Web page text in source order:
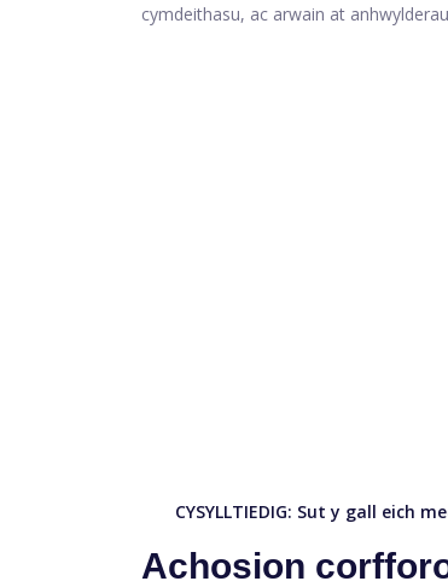
cymdeithasu, ac arwain at
CYSYLLTIEDIG: Sut y gall eich
Achosion